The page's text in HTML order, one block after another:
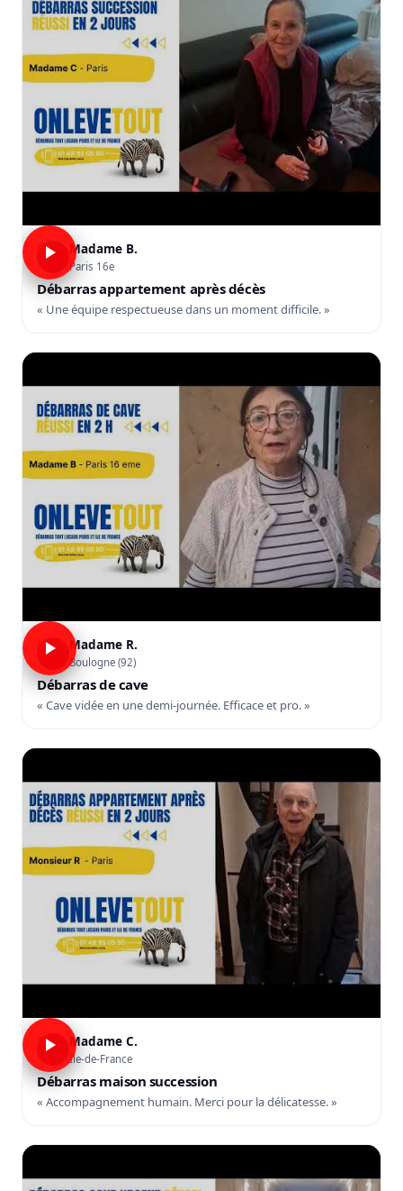
Madame B.
Paris 16e
Débarras appartement après décès
« Une équipe respectueuse dans un moment difficile. »
Madame R.
Boulogne (92)
Débarras de cave
« Cave vidée en une demi-journée. Efficace et pro. »
Madame C.
Île-de-France
Débarras maison succession
« Accompagnement humain. Merci pour la délicatesse. »